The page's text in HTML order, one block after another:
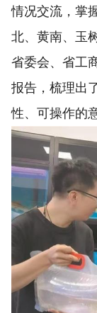
情况交流，掌
北、黄南、玉
省委会、省工
报告，梳理出
性、可操作的